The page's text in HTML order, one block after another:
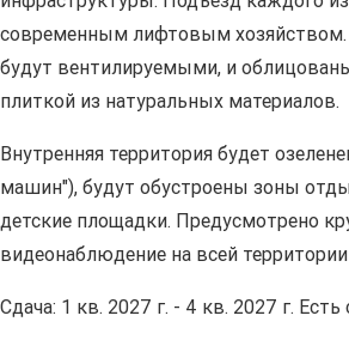
современным лифтовым
будут вентилируемыми, и
плиткой из натуральных материалов.
Внутренняя территория будет
машин"), будут обустроены зоны
детские площадки. Предусмотрено
видеонаблюдение на всей
Сдача: 1 кв. 2027 г. - 4 кв. 2027 г.